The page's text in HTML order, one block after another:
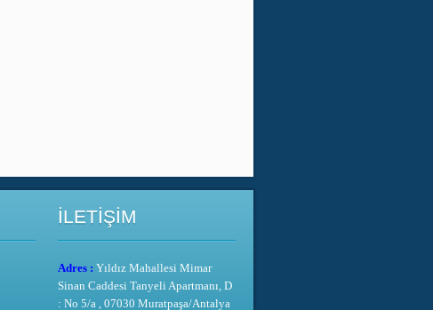
İLETİŞİM
Adres : Yıldız Mahallesi Mimar
Sinan Caddesi Tanyeli Apartmanı, D
: No 5/a , 07030 Muratpaşa/Antalya